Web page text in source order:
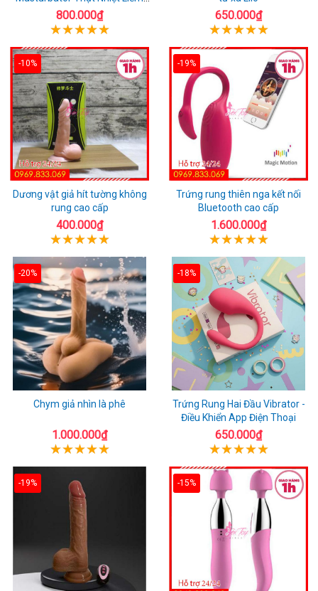
Rung
800.000₫ 650.000₫
-10%
Dương vật giả hít tường không
rung cao cấp
400.000₫
-19%
Trứng rung thiên nga kết nối
Bluetooth cao cấp
1.600.000₫
-20%
Chym giả nhìn là phê
1.000.000₫
-18%
Trứng Rung Hai Đầu Vibrator -
Điều Khiển App Điện Thoại
650.000₫
-19% -15%